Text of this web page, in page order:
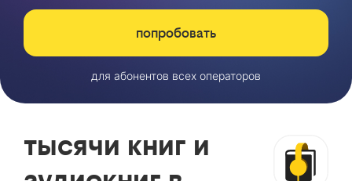
попробовать
для абонентов всех операторов
тысячи книг и